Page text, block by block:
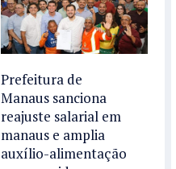
Prefeitura de
Manaus sanciona
reajuste salarial em
manaus e amplia
auxílio-alimentação